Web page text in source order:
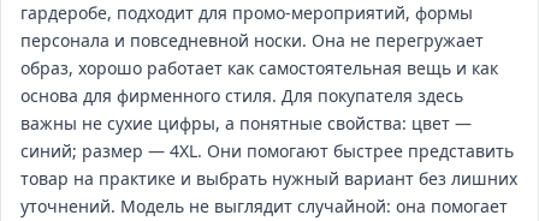
гардеробе, подходит для промо‑мероприятий, формы
персонала и повседневной носки. Она не перегружает
образ, хорошо работает как самостоятельная вещь и как
основа для фирменного стиля. Для покупателя здесь
важны не сухие цифры, а понятные свойства: цвет —
синий; размер — 4XL. Они помогают быстрее представить
товар на практике и выбрать нужный вариант без лишних
уточнений. Модель не выглядит случайной: она помогает